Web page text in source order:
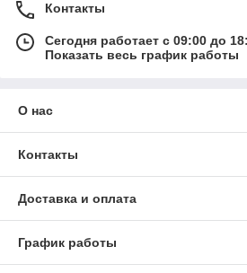
Контакты
Сегодня работает с 09:00 до
Показать весь график работы
О нас
Контакты
Доставка и оплата
График работы